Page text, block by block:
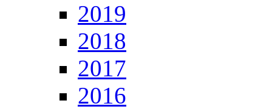
2019
2018
2017
2016